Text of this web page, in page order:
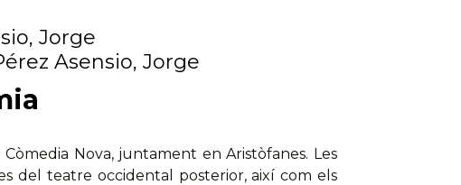
Jorge
Asensio, Jorge
Nova, juntament en Aristòfanes. Les
del teatre occidental posterior, així com els